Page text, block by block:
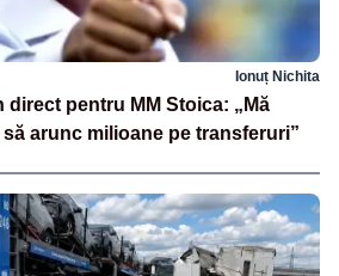
Ionuț Nichita
direct pentru MM Stoica: „Mă
arunc milioane pe transferuri”